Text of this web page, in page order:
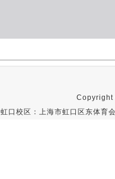
Copyright
虹口校区：上海市虹口区东体育